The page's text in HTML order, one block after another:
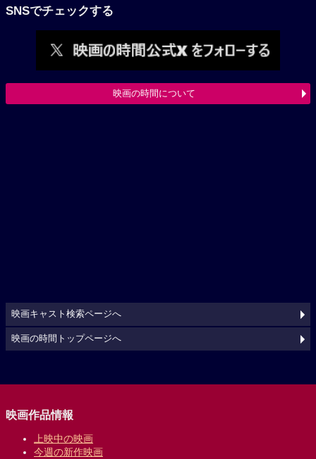
SNSでチェックする
映画の時間について
映画キャスト検索ページへ
映画の時間トップページへ
映画作品情報
上映中の映画
今週の新作映画